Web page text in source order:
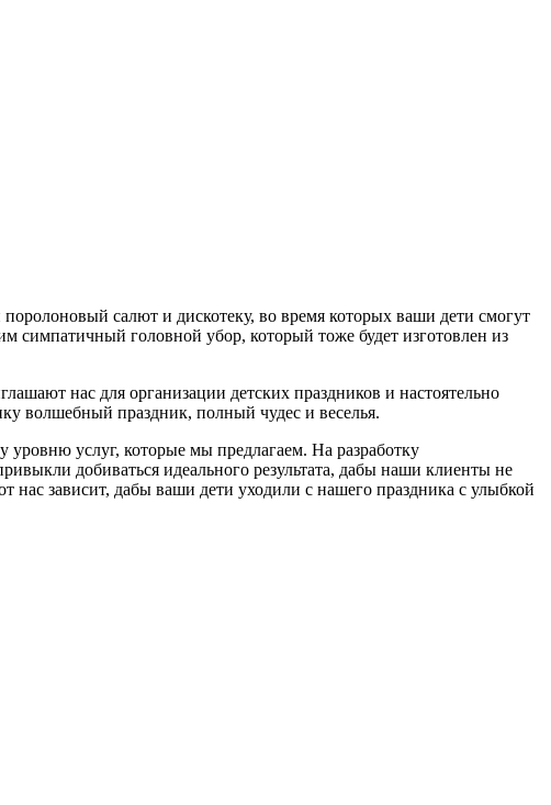
салют и дискотеку, во время которых ваши дети смогут
симпатичный головной убор, который тоже будет изготовлен из
нас для организации детских праздников и настоятельно
волшебный праздник, полный чудес и веселья.
услуг, которые мы предлагаем. На разработку
добиваться идеального результата, дабы наши клиенты не
нас зависит, дабы ваши дети уходили с нашего праздника с улыбкой